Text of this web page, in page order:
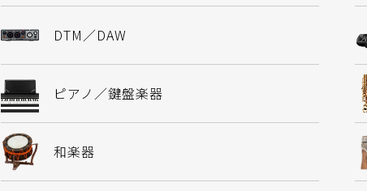
DTM／DAW
ピアノ／鍵盤楽器
和楽器